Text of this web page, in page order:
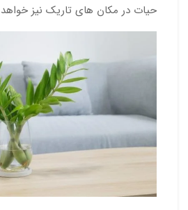
حیات در مکان های تاریک نیز